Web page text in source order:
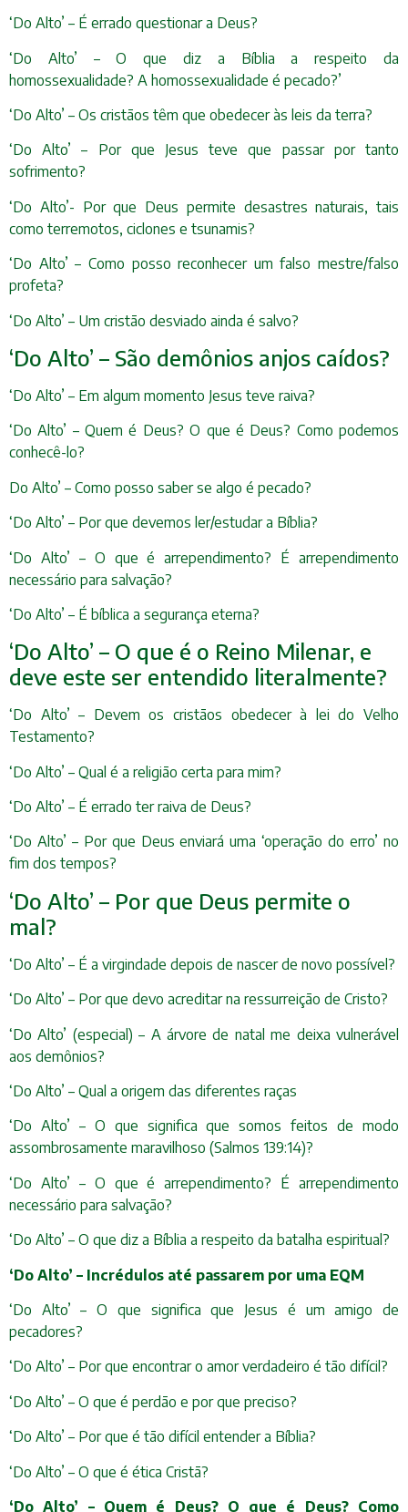
‘Do Alto’ – É errado questionar a Deus?
‘Do Alto’ – O que diz a Bíblia a respeito da
homossexualidade? A homossexualidade é pecado?’
‘Do Alto’ – Os cristãos têm que obedecer às leis da terra?
‘Do Alto’ – Por que Jesus teve que passar por tanto
sofrimento?
‘Do Alto’- Por que Deus permite desastres naturais, tais
como terremotos, ciclones e tsunamis?
‘Do Alto’ – Como posso reconhecer um falso mestre/falso
profeta?
‘Do Alto’ – Um cristão desviado ainda é salvo?
‘Do Alto’ – São demônios anjos caídos?
‘Do Alto’ – Em algum momento Jesus teve raiva?
‘Do Alto’ – Quem é Deus? O que é Deus? Como podemos
conhecê-lo?
Do Alto’ – Como posso saber se algo é pecado?
‘Do Alto’ – Por que devemos ler/estudar a Bíblia?
‘Do Alto’ – O que é arrependimento? É arrependimento
necessário para salvação?
‘Do Alto’ – É bíblica a segurança eterna?
‘Do Alto’ – O que é o Reino Milenar, e
deve este ser entendido literalmente?
‘Do Alto’ – Devem os cristãos obedecer à lei do Velho
Testamento?
‘Do Alto’ – Qual é a religião certa para mim?
‘Do Alto’ – É errado ter raiva de Deus?
‘Do Alto’ – Por que Deus enviará uma ‘operação do erro’ no
fim dos tempos?
‘Do Alto’ – Por que Deus permite o
mal?
‘Do Alto’ – É a virgindade depois de nascer de novo possível?
‘Do Alto’ – Por que devo acreditar na ressurreição de Cristo?
‘Do Alto’ (especial) – A árvore de natal me deixa vulnerável
aos demônios?
‘Do Alto’ – Qual a origem das diferentes raças
‘Do Alto’ – O que significa que somos feitos de modo
assombrosamente maravilhoso (Salmos 139:14)?
‘Do Alto’ – O que é arrependimento? É arrependimento
necessário para salvação?
‘Do Alto’ – O que diz a Bíblia a respeito da batalha espiritual?
‘Do Alto’ – Incrédulos até passarem por uma EQM
‘Do Alto’ – O que significa que Jesus é um amigo de
pecadores?
‘Do Alto’ – Por que encontrar o amor verdadeiro é tão difícil?
‘Do Alto’ – O que é perdão e por que preciso?
‘Do Alto’ – Por que é tão difícil entender a Bíblia?
‘Do Alto’ – O que é ética Cristã?
‘Do Alto’ – Quem é Deus? O que é Deus? Como